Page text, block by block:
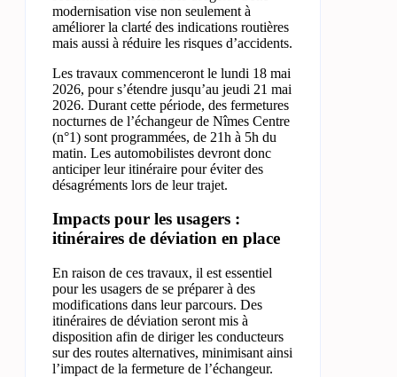
modernisation vise non seulement à
améliorer la clarté des indications routières
mais aussi à réduire les risques d’accidents.
Les travaux commenceront le lundi 18 mai
2026, pour s’étendre jusqu’au jeudi 21 mai
2026. Durant cette période, des fermetures
nocturnes de l’échangeur de Nîmes Centre
(n°1) sont programmées, de 21h à 5h du
matin. Les automobilistes devront donc
anticiper leur itinéraire pour éviter des
désagréments lors de leur trajet.
Impacts pour les usagers :
itinéraires de déviation en place
En raison de ces travaux, il est essentiel
pour les usagers de se préparer à des
modifications dans leur parcours. Des
itinéraires de déviation seront mis à
disposition afin de diriger les conducteurs
sur des routes alternatives, minimisant ainsi
l’impact de la fermeture de l’échangeur.